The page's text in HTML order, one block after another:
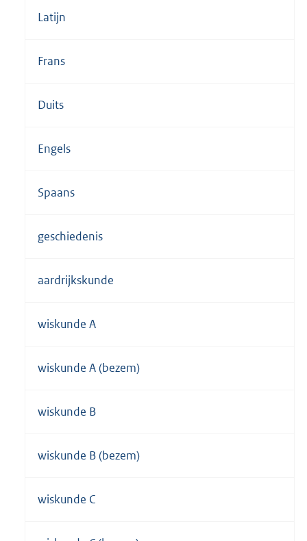
Latijn
Frans
Duits
Engels
Spaans
geschiedenis
aardrijkskunde
wiskunde A
wiskunde A (bezem)
wiskunde B
wiskunde B (bezem)
wiskunde C